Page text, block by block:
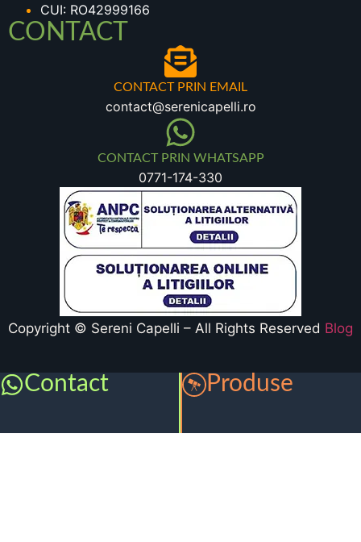
CUI: RO42999166
CONTACT
CONTACT PRIN EMAIL
contact@serenicapelli.ro
CONTACT PRIN WHATSAPP
0771-174-330
Copyright © Sereni Capelli – All Rights Reserved Blog
Contact Produse